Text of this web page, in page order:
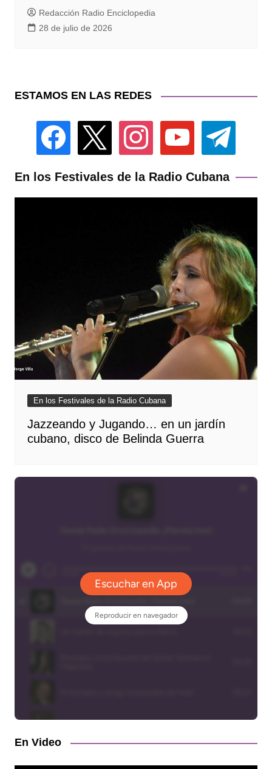
Redacción Radio Enciclopedia
28 de julio de 2026
ESTAMOS EN LAS REDES
facebook instagram youtube telegram
En los Festivales de la Radio Cubana
En los Festivales de la Radio Cubana
Jazzeando y Jugando… en un jardín
cubano, disco de Belinda Guerra
En Video